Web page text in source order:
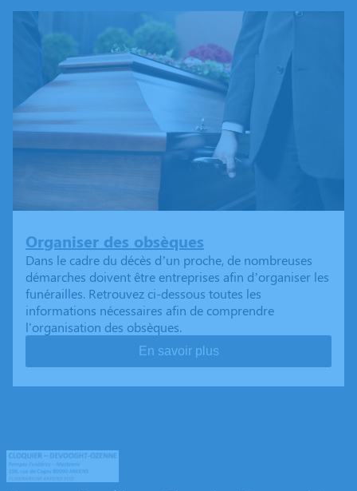
Organiser des obsèques
Dans le cadre du décès d’un proche, de nombreuses
démarches doivent être entreprises afin d’organiser les
funérailles. Retrouvez ci-dessous toutes les
informations nécessaires afin de comprendre
l'organisation des obsèques.
En savoir plus